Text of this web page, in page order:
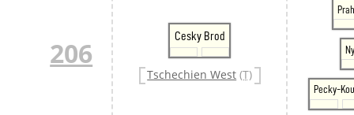
206
Cesky Brod
Tschechien West (T)
Pecky-